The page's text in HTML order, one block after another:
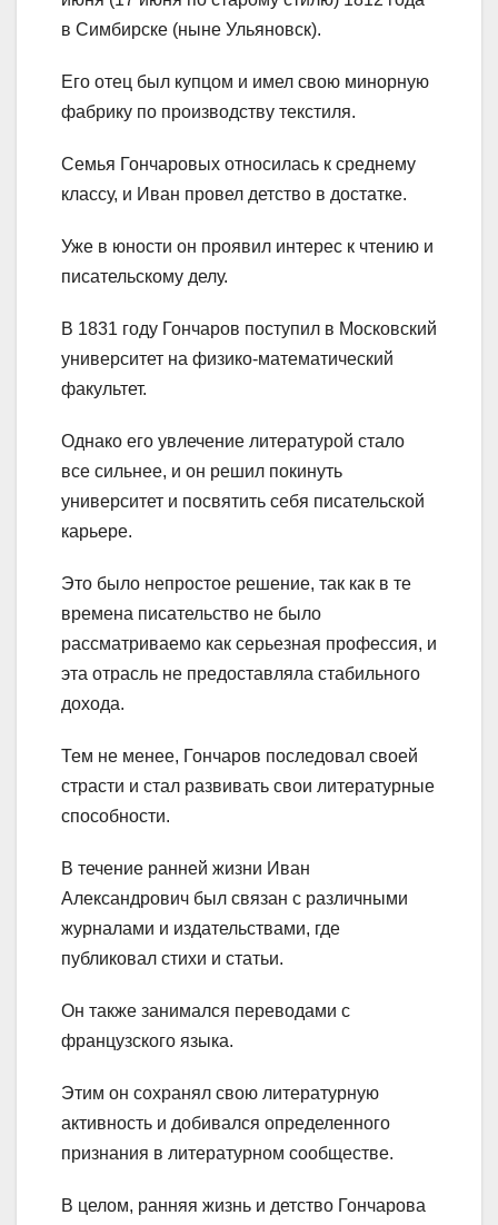
в Симбирске (ныне Ульяновск).
Его отец был купцом и имел свою минорную
фабрику по производству текстиля.
Семья Гончаровых относилась к среднему
классу, и Иван провел детство в достатке.
Уже в юности он проявил интерес к чтению и
писательскому делу.
В 1831 году Гончаров поступил в Московский
университет на физико-математический
факультет.
Однако его увлечение литературой стало
все сильнее, и он решил покинуть
университет и посвятить себя писательской
карьере.
Это было непростое решение, так как в те
времена писательство не было
рассматриваемо как серьезная профессия, и
эта отрасль не предоставляла стабильного
дохода.
Тем не менее, Гончаров последовал своей
страсти и стал развивать свои литературные
способности.
В течение ранней жизни Иван
Александрович был связан с различными
журналами и издательствами, где
публиковал стихи и статьи.
Он также занимался переводами с
французского языка.
Этим он сохранял свою литературную
активность и добивался определенного
признания в литературном сообществе.
В целом, ранняя жизнь и детство Гончарова